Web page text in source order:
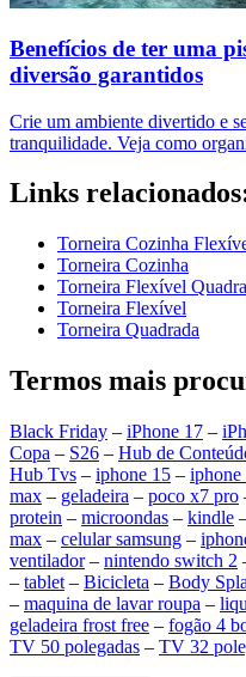
Benefícios de ter uma
diversão garantidos
Crie um ambiente divertido e
tranquilidade. Veja como
Links
Torneira Cozinha
Torneira Cozinha
Torneira Flexível
Torneira Flexível
Torneira Quadrada
Termos mais
Black Friday – iPhone 17 –
Copa – S26 – Hub de
Hub Tvs – iphone 15 – iphone
max – geladeira – poco x7 pro
protein – microondas – kindle
max – celular samsung –
ventilador– nintendo switch 2
– tablet – Bicicleta – Body
– maquina de lavar roupa –
geladeira frost free – fogão 4
TV 50 polegadas – TV 32